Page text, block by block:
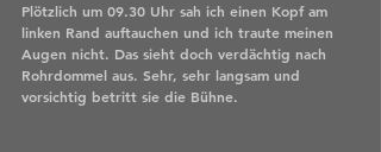
Plötzlich um 09.30 Uhr sah ich einen Kopf am
linken Rand auftauchen und ich traute meinen
Augen nicht. Das sieht doch verdächtig nach
Rohrdommel aus. Sehr, sehr langsam und
vorsichtig betritt sie die Bühne.